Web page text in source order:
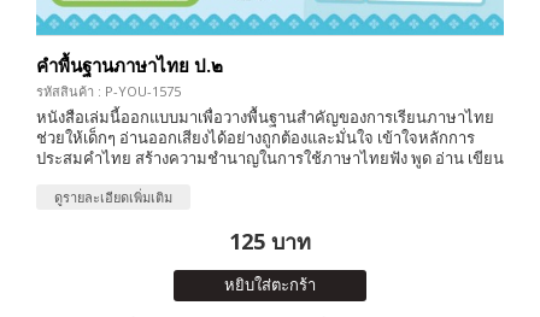
คำพื้นฐานภาษาไทย ป.๒
รหัสสินค้า : P-YOU-1575
หนังสือเล่มนี้ออกแบบมาเพื่อวางพื้นฐานสำคัญของการเรียนภาษาไทย
ช่วยให้เด็กๆ อ่านออกเสียงได้อย่างถูกต้องและมั่นใจ เข้าใจหลักการ
ประสมคำไทย สร้างความชำนาญในการใช้ภาษาไทยฟัง พูด อ่าน เขียน
ดูรายละเอียดเพิ่มเติม
125 บาท
หยิบใส่ตะกร้า